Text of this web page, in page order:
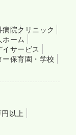
病院クリニック
ーム
サービス
ー保育園・学校
以上